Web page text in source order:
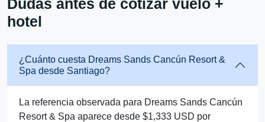
hotel
¿Cuánto cuesta Dreams Sands Cancún Resort &
Spa desde Santiago?
La referencia observada para Dreams Sands Cancún
Resort & Spa aparece desde $1,333 USD por